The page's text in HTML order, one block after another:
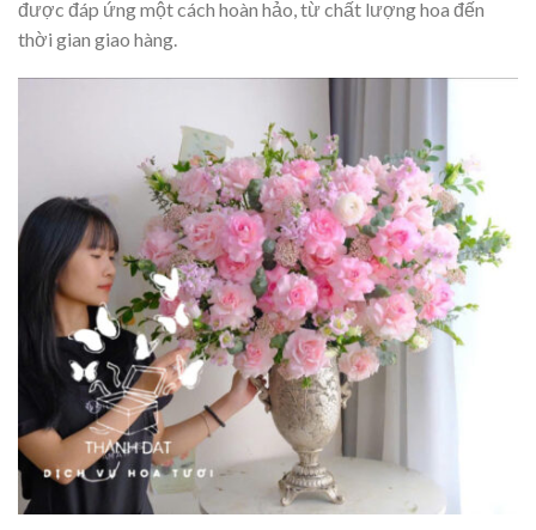
được đáp ứng một cách hoàn hảo, từ chất lượng hoa đến
thời gian giao hàng.